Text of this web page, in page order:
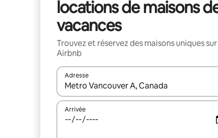
locations de maisons
vacances
Trouvez et réservez des maisons uniques sur
Airbnb
Adresse
Lorsque les résultats s'affichent, utilisez les
Arrivée